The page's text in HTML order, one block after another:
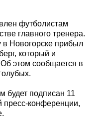
футболистам
главного тренера.
в Новогорске прибыл
который и
этом сообщается в
будет подписан 11
пресс-конференции,